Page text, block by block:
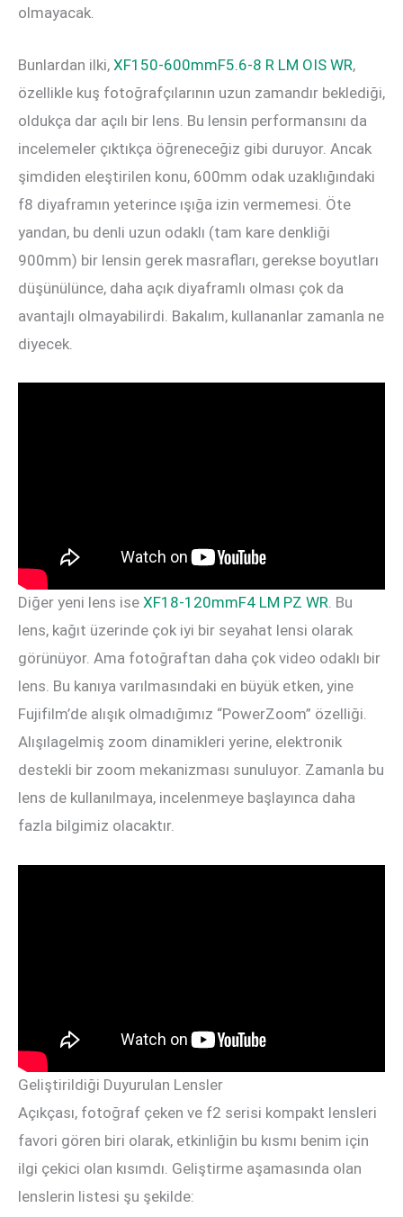
olmayacak.
Bunlardan ilki, XF150-600mmF5.6-8 R LM OIS WR,
özellikle kuş fotoğrafçılarının uzun zamandır beklediği,
oldukça dar açılı bir lens. Bu lensin performansını da
incelemeler çıktıkça öğreneceğiz gibi duruyor. Ancak
şimdiden eleştirilen konu, 600mm odak uzaklığındaki
f8 diyaframın yeterince ışığa izin vermemesi. Öte
yandan, bu denli uzun odaklı (tam kare denkliği
900mm) bir lensin gerek masrafları, gerekse boyutları
düşünülünce, daha açık diyaframlı olması çok da
avantajlı olmayabilirdi. Bakalım, kullananlar zamanla ne
diyecek.
Diğer yeni lens ise XF18-120mmF4 LM PZ WR. Bu
lens, kağıt üzerinde çok iyi bir seyahat lensi olarak
görünüyor. Ama fotoğraftan daha çok video odaklı bir
lens. Bu kanıya varılmasındaki en büyük etken, yine
Fujifilm’de alışık olmadığımız “PowerZoom” özelliği.
Alışılagelmiş zoom dinamikleri yerine, elektronik
destekli bir zoom mekanizması sunuluyor. Zamanla bu
lens de kullanılmaya, incelenmeye başlayınca daha
fazla bilgimiz olacaktır.
Geliştirildiği Duyurulan Lensler
Açıkçası, fotoğraf çeken ve f2 serisi kompakt lensleri
favori gören biri olarak, etkinliğin bu kısmı benim için
ilgi çekici olan kısımdı. Geliştirme aşamasında olan
lenslerin listesi şu şekilde: